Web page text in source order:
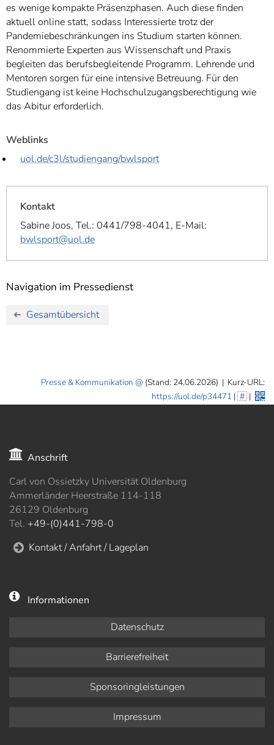
es wenige kompakte Präsenzphasen. Auch diese finden
aktuell online statt, sodass Interessierte trotz der
Pandemiebeschränkungen ins Studium starten können.
Renommierte Experten aus Wissenschaft und Praxis
begleiten das berufsbegleitende Programm. Lehrende und
Mentoren sorgen für eine intensive Betreuung. Für den
Studiengang ist keine Hochschulzugangsberechtigung wie
das Abitur erforderlich.
Weblinks
uol.de/c3l/studiengang/bwlsport
Kontakt
Sabine Joos, Tel.: 0441/798-4041, E-Mail:
bwlsport@uol.de
Navigation im Pressedienst
Gesamtübersicht
Presse & Kommunikation (Stand: 24.06.2026) | Kurz-URL:
https://uol.de/p34471 | # |
Anschrift
Carl von Ossietzky Universität Oldenburg
Ammerländer Heerstraße 114-118
26129 Oldenburg
Tel. +49-(0)441-798-0
Kontakt / Anfahrt / Lageplan
Informationen
Datenschutz
Barrierefreiheit
Sponsoringleistungen
Impressum